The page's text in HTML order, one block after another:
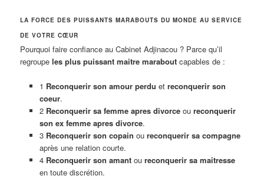
LA FORCE DES PUISSANTS MARABOUTS DU MONDE AU SERVICE
DE VOTRE CŒUR
Pourquoi faire confiance au Cabinet Adjinacou ? Parce qu’il
regroupeles plus puissant maitre marabout capables de :
1 Reconquerir son amour perdu et reconquerir son
coeur.
2 Reconquerir sa femme apres divorceou reconquerir
son ex femme apres divorce.
3 Reconquerir son copain ou reconquerir sa compagne
après une relation courte.
4 Reconquerir son amantou reconquerir sa maitresse
en toute discrétion.